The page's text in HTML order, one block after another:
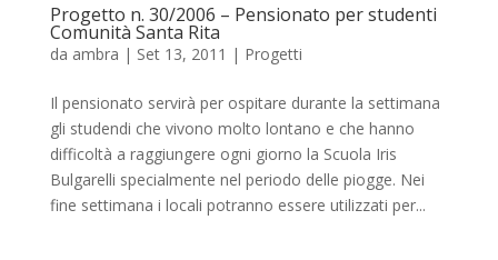
Progetto n. 30/2006 – Pensionato per studenti
Comunità Santa Rita
da ambra | Set 13, 2011 | Progetti
Il pensionato servirà per ospitare durante la settimana
gli studendi che vivono molto lontano e che hanno
difficoltà a raggiungere ogni giorno la Scuola Iris
Bulgarelli specialmente nel periodo delle piogge. Nei
fine settimana i locali potranno essere utilizzati per...